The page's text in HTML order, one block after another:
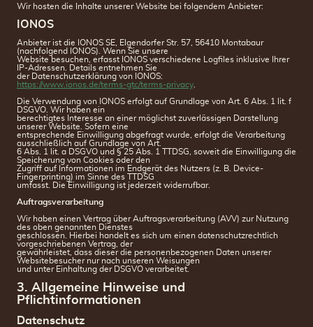
Wir hosten die Inhalte unserer Website bei folgendem Anbieter:
IONOS
Anbieter ist die IONOS SE, Elgendorfer Str. 57, 56410 Montabaur
(nachfolgend IONOS). Wenn Sie unsere
Website besuchen, erfasst IONOS verschiedene Logfiles inklusive Ihrer
IP-Adressen. Details entnehmen Sie
der Datenschutzerklärung von IONOS:
https://www.ionos.de/terms-gtc/terms-privacy
Die Verwendung von IONOS erfolgt auf Grundlage von Art. 6 Abs. 1 lit. f
DSGVO. Wir haben ein
berechtigtes Interesse an einer möglichst zuverlässigen Darstellung
unserer Website. Sofern eine
entsprechende Einwilligung abgefragt wurde, erfolgt die Verarbeitung
ausschließlich auf Grundlage von Art.
6 Abs. 1 lit. a DSGVO und § 25 Abs. 1 TTDSG, soweit die Einwilligung die
Speicherung von Cookies oder den
Zugriff auf Informationen im Endgerät des Nutzers (z. B. Device-
Fingerprinting) im Sinne des TTDSG
umfasst. Die Einwilligung ist jederzeit widerrufbar.
Auftragsverarbeitung
Wir haben einen Vertrag über Auftragsverarbeitung (AVV) zur Nutzung
des oben genannten Dienstes
geschlossen. Hierbei handelt es sich um einen datenschutzrechtlich
vorgeschriebenen Vertrag, der
gewährleistet, dass dieser die personenbezogenen Daten unserer
Websitebesucher nur nach unseren Weisungen
und unter Einhaltung der DSGVO verarbeitet.
3. Allgemeine Hinweise und
Pflichtinformationen
Datenschutz